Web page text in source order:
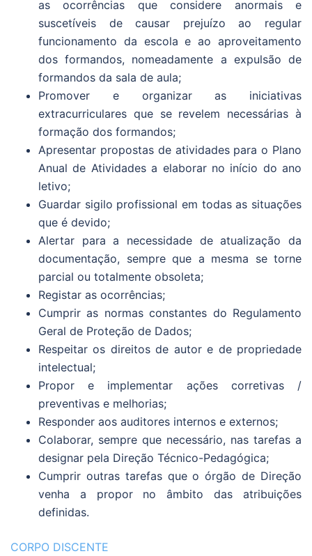
as ocorrências que considere anormais e
suscetíveis de causar prejuízo ao regular
funcionamento da escola e ao aproveitamento
dos formandos, nomeadamente a expulsão de
formandos da sala de aula;
Promover e organizar as iniciativas
extracurriculares que se revelem necessárias à
formação dos formandos;
Apresentar propostas de atividades para o Plano
Anual de Atividades a elaborar no início do ano
letivo;
Guardar sigilo profissional em todas as situações
que é devido;
Alertar para a necessidade de atualização da
documentação, sempre que a mesma se torne
parcial ou totalmente obsoleta;
Registar as ocorrências;
Cumprir as normas constantes do Regulamento
Geral de Proteção de Dados;
Respeitar os direitos de autor e de propriedade
intelectual;
Propor e implementar ações corretivas /
preventivas e melhorias;
Responder aos auditores internos e externos;
Colaborar, sempre que necessário, nas tarefas a
designar pela Direção Técnico-Pedagógica;
Cumprir outras tarefas que o órgão de Direção
venha a propor no âmbito das atribuições
definidas.
CORPO DISCENTE